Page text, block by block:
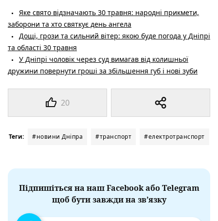
20
Яке свято відзначають 30 травня: народні прикмети,
заборони та хто святкує день ангела
Дощі, грози та сильний вітер: якою буде погода у Дніпрі
та області 30 травня
У Дніпрі чоловік через суд вимагав від колишньої
дружини повернути гроші за збільшення губ і нові зуби
Теги: #новини Дніпра #транспорт #електротранспорт
Підпишіться на наш Facebook або Telegram
щоб бути завжди на зв’язку